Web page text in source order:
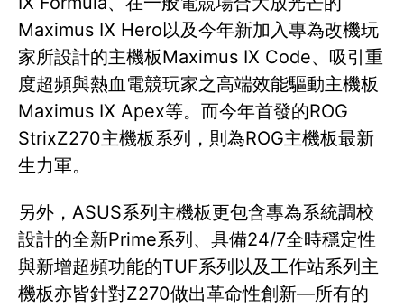
Maximus IX Hero以及今年新加入專為改機玩
家所設計的主機板Maximus IX Code、吸引重
度超頻與熱血電競玩家之高端效能驅動主機板
Maximus IX Apex等。而今年首發的ROG
StrixZ270主機板系列，則為ROG主機板最新
生力軍。
另外，ASUS系列主機板更包含專為系統調校
設計的全新Prime系列、具備24/7全時穩定性
與新增超頻功能的TUF系列以及工作站系列主
機板亦皆針對Z270做出革命性創新—所有的